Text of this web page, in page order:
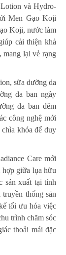
và Hydro-
Men Gạo Koji
Koji, nước làm
cải thiện khả
mang lại vẻ rạng
sữa dưỡng da
da ban ngày
da ban đêm
công nghệ mới
khóa để duy
Care mới
giữa lụa hữu
sản xuất tại tỉnh
thống sản
tối ưu hóa việc
trình chăm sóc
thoải mái đặc